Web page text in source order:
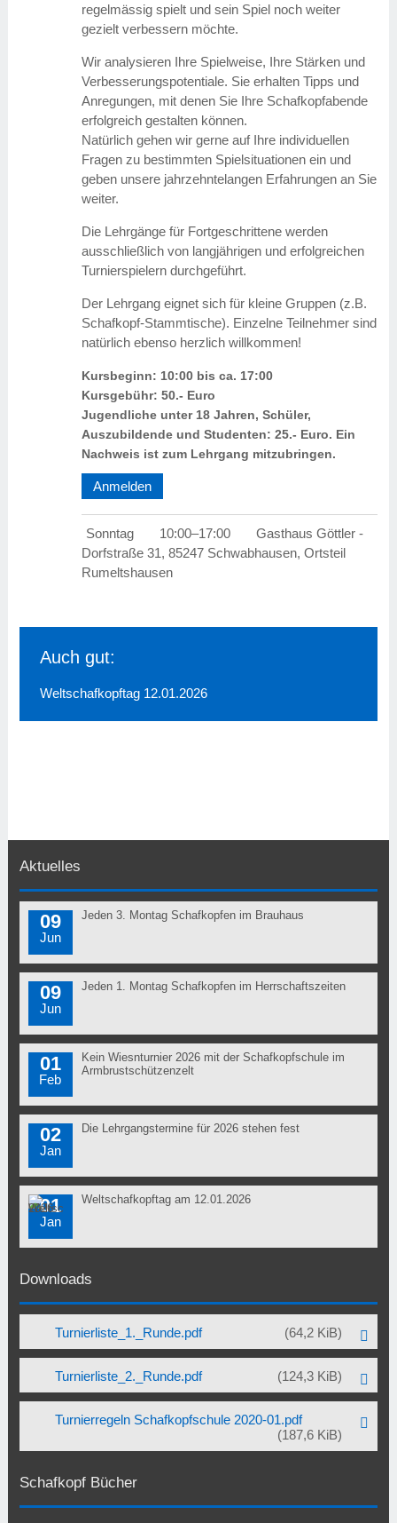
regelmässig spielt und sein Spiel noch weiter
gezielt verbessern möchte.
Wir analysieren Ihre Spielweise, Ihre Stärken und
Verbesserungspotentiale. Sie erhalten Tipps und
Anregungen, mit denen Sie Ihre Schafkopfabende
erfolgreich gestalten können.
Natürlich gehen wir gerne auf Ihre individuellen
Fragen zu bestimmten Spielsituationen ein und
geben unsere jahrzehntelangen Erfahrungen an Sie
weiter.
Die Lehrgänge für Fortgeschrittene werden
ausschließlich von langjährigen und erfolgreichen
Turnierspielern durchgeführt.
Der Lehrgang eignet sich für kleine Gruppen (z.B.
Schafkopf-Stammtische). Einzelne Teilnehmer sind
natürlich ebenso herzlich willkommen!
Kursbeginn: 10:00 bis ca. 17:00
Kursgebühr: 50.- Euro
Jugendliche unter 18 Jahren, Schüler,
Auszubildende und Studenten: 25.- Euro. Ein
Nachweis ist zum Lehrgang mitzubringen.
Anmelden
Sonntag 10:00–17:00
Gasthaus Göttler -
Dorfstraße 31, 85247 Schwabhausen, Ortsteil
Rumeltshausen
Auch gut:
Weltschafkopftag 12.01.2026
Aktuelles
09
Jun
Jeden 3. Montag Schafkopfen im Brauhaus
09
Jun
Jeden 1. Montag Schafkopfen im Herrschaftszeiten
01
Feb
Kein Wiesnturnier 2026 mit der Schafkopfschule im
Armbrustschützenzelt
02
Jan
Die Lehrgangstermine für 2026 stehen fest
01
Jan
Weltschafkopftag am 12.01.2026
Downloads
Turnierliste_1._Runde.pdf (64,2 KiB)
Turnierliste_2._Runde.pdf (124,3 KiB)
Turnierregeln Schafkopfschule 2020-01.pdf
(187,6 KiB)
Schafkopf Bücher